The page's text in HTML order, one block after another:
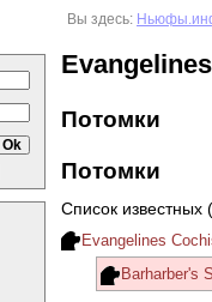
Вы здесь:
Потомки
Потомки
Список известных
Evangelines
Barharber's